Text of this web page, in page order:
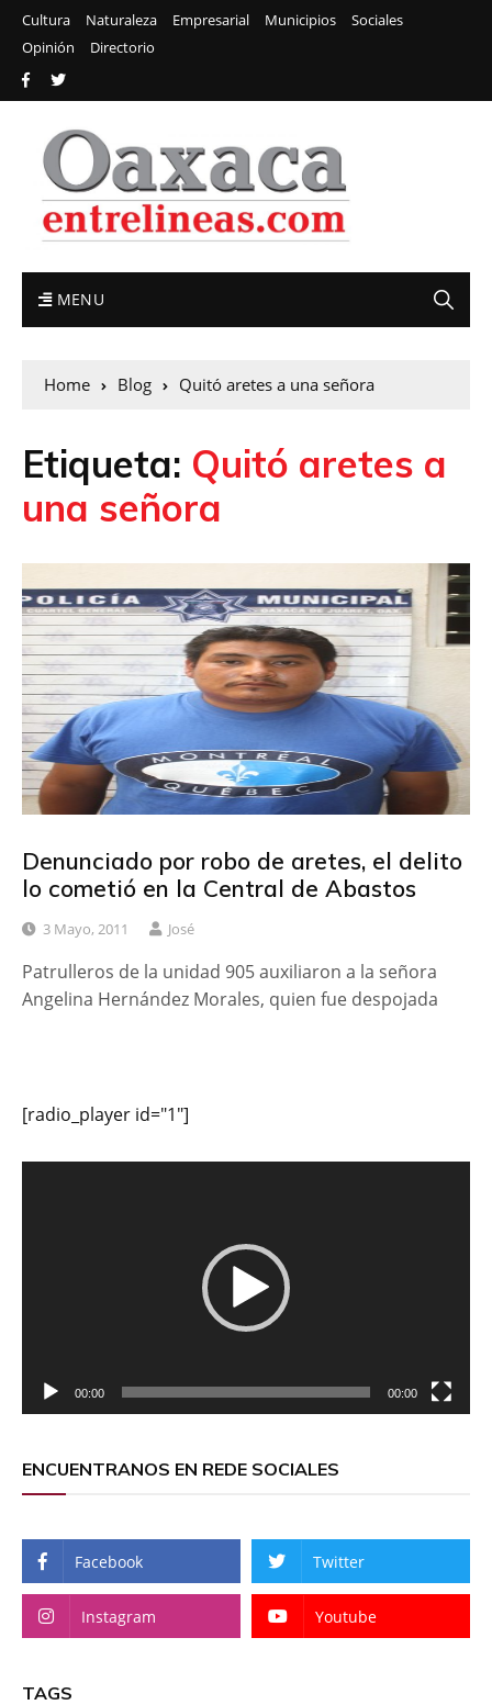
Cultura Naturaleza Empresarial Municipios
Sociales
Opinión
Directorio
MENU
Home Blog Quitó aretes a una señora
Etiqueta: Quitó aretes a
una señora
Denunciado por robo de aretes, el delito
lo cometió en la Central de Abastos
3 Mayo, 2011 José
Patrulleros de la unidad 905 auxiliaron a la señora
Angelina Hernández Morales, quien fue despojada
[radio_player id="1"]
00:00 00:00
ENCUENTRANOS EN REDE SOCIALES
Facebook Twitter
Instagram Youtube
TAGS